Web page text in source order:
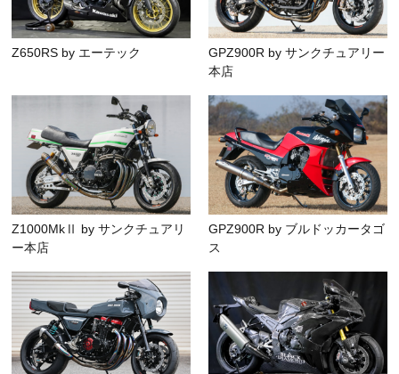
Z650RS by エーテック
GPZ900R by サンクチュアリー
本店
Z1000MkⅡ by サンクチュアリ
ー本店
GPZ900R by ブルドッカータゴ
ス